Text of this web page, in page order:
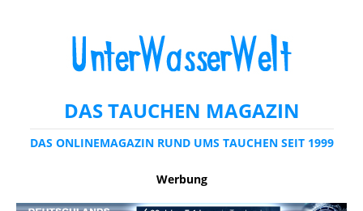
DAS TAUCHEN MAGAZIN
DAS ONLINEMAGAZIN RUND UMS TAUCHEN SEIT 1999
Werbung